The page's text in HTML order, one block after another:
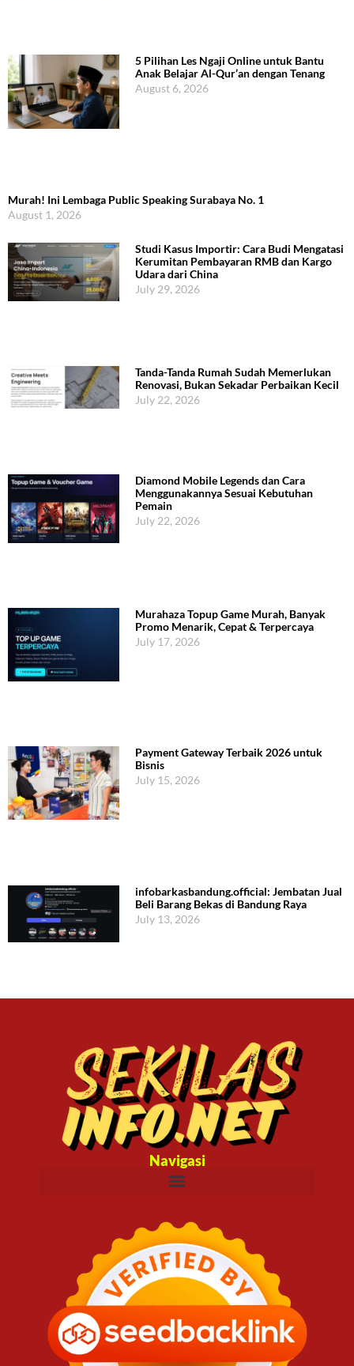
5 Pilihan Les Ngaji Online untuk Bantu
Anak Belajar Al-Qur’an dengan Tenang
August 6, 2026
Murah! Ini Lembaga Public Speaking Surabaya No. 1
August 1, 2026
Studi Kasus Importir: Cara Budi Mengatasi
Kerumitan Pembayaran RMB dan Kargo
Udara dari China
July 29, 2026
Tanda-Tanda Rumah Sudah Memerlukan
Renovasi, Bukan Sekadar Perbaikan Kecil
July 22, 2026
Diamond Mobile Legends dan Cara
Menggunakannya Sesuai Kebutuhan
Pemain
July 22, 2026
Murahaza Topup Game Murah, Banyak
Promo Menarik, Cepat & Terpercaya
July 17, 2026
Payment Gateway Terbaik 2026 untuk
Bisnis
July 15, 2026
infobarkasbandung.official: Jembatan Jual
Beli Barang Bekas di Bandung Raya
July 13, 2026
Navigasi